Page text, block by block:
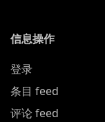
信息操作
登录
条目 feed
评论 feed